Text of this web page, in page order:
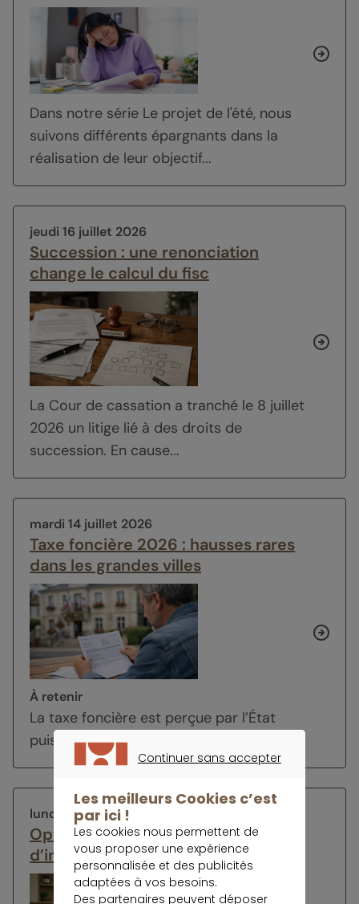
Dans notre série Le projet de l'été, nous
suivons différents épargnants dans la
réalisation de leur objectif...
jeudi 16 juillet 2026
Succession : une renonciation
change le calcul du fisc
La Cour de cassation a tranché le 8 juillet
2026 un litige lié à des droits de
succession. En cause...
mardi 14 juillet 2026
Taxe foncière 2026 : hausses rares
dans les grandes villes
À retenir
La taxe foncière est perçue par l’État
puis reversée aux collectivités locales...
lundi 13 juillet 2026
Optimiser son épargne en période
d’incertitude économique
Continuer sans accepter
Les meilleurs Cookies c’est
par ici !
Les cookies nous permettent de
vous proposer une expérience
personnalisée et des publicités
adaptées à vos besoins.
Des partenaires peuvent déposer